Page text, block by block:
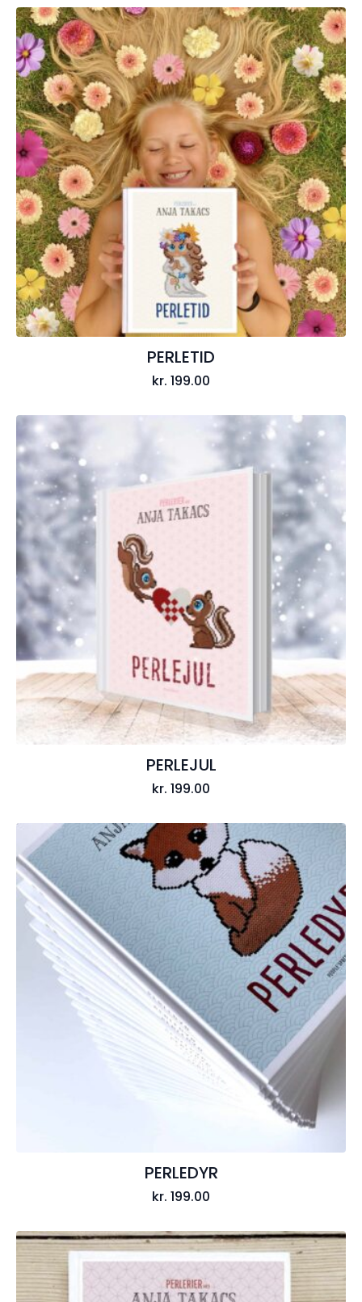
pris
var:
kr. 199.00.
pris
er:
kr. 149.00.
PERLETID
kr. 199.00
PERLEJUL
kr. 199.00
PERLEDYR
kr. 199.00